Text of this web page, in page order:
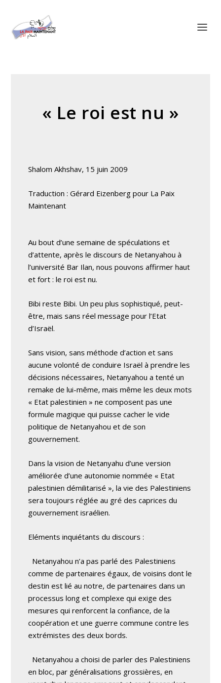
« Le roi est nu »
Shalom Akhshav, 15 juin 2009
Traduction : Gérard Eizenberg pour La Paix
Maintenant
Au bout d’une semaine de spéculations et
d’attente, après le discours de Netanyahou à
l’université Bar Ilan, nous pouvons affirmer haut
et fort : le roi est nu.
Bibi reste Bibi. Un peu plus sophistiqué, peut-
être, mais sans réel message pour l’Etat
d’Israël.
Sans vision, sans méthode d’action et sans
aucune volonté de conduire Israël à prendre les
décisions nécessaires, Netanyahou a tenté un
remake de lui-même, mais même les deux mots
« Etat palestinien » ne composent pas une
formule magique qui puisse cacher le vide
politique de Netanyahou et de son
gouvernement.
Dans la vision de Netanyahu d’une version
améliorée d’une autonomie nommée « Etat
palestinien démilitarisé », la vie des Palestiniens
sera toujours réglée au gré des caprices du
gouvernement israélien.
Eléments inquiétants du discours :
Netanyahou n’a pas parlé des Palestiniens
comme de partenaires égaux, de voisins dont le
destin est lié au notre, de partenaires dans un
processus long et complexe qui exige des
mesures qui renforcent la confiance, de la
coopération et une guerre commune contre les
extrémistes des deux bords.
Netanyahou a choisi de parler des Palestiniens
en bloc, par généralisations grossières, en